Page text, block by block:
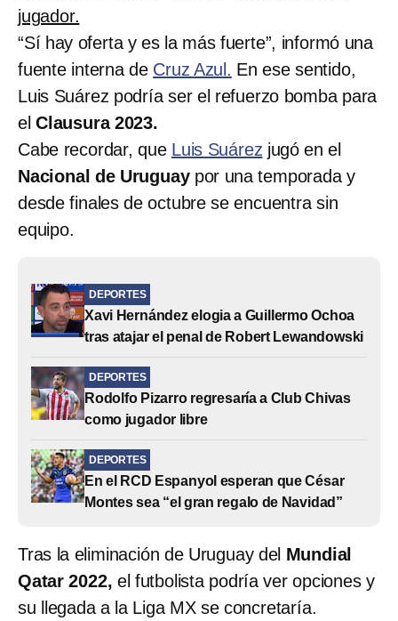
jugador.
“Sí hay oferta y es la más fuerte”, informó una
fuente interna de Cruz Azul. En ese sentido,
Luis Suárez podría ser el refuerzo bomba para
el Clausura 2023.
Cabe recordar, que Luis Suárez jugó en el
Nacional de Uruguaypor una temporada y
desde finales de octubre se encuentra sin
equipo.
DEPORTES
Xavi Hernández elogia a Guillermo Ochoa
tras atajar el penal de Robert Lewandowski
DEPORTES
Rodolfo Pizarro regresaría a Club Chivas
como jugador libre
DEPORTES
En el RCD Espanyol esperan que César
Montes sea “el gran regalo de Navidad”
Tras la eliminación de Uruguay del Mundial
Qatar 2022, el futbolista podría ver opciones y
su llegada a la Liga MX se concretaría.